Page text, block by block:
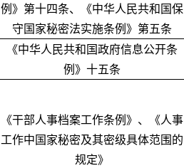
例》第十四条、《中华人民共和国保
守国家秘密法实施条例》第五条
《中华人民共和国政府信息公开条
例》十五条
《干部人事档案工作条例》、《人事
工作中国家秘密及其密级具体范围的
规定》